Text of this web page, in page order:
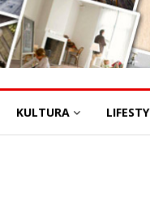
KULTURA